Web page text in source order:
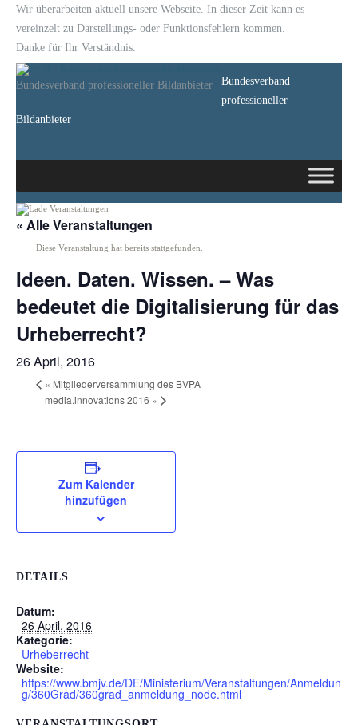
Wir überarbeiten aktuell unsere Webseite. In dieser Zeit kann es
vereinzelt zu Darstellungs- oder Funktionsfehlern kommen.
Danke für Ihr Verständnis.
Bundesverband professioneller Bildanbieter
Bundesverband
professioneller
Bildanbieter
« Alle Veranstaltungen
Diese Veranstaltung hat bereits stattgefunden.
Ideen. Daten. Wissen. – Was
bedeutet die Digitalisierung für das
Urheberrecht?
26 April, 2016
« Mitgliederversammlung des BVPA
media.innovations 2016 »
Zum Kalender
hinzufügen
DETAILS
Datum:
26 April, 2016
Kategorie:
Urheberrecht
Website:
https://www.bmjv.de/DE/Ministerium/Veranstaltungen/Anmeldun
g/360Grad/360grad_anmeldung_node.html